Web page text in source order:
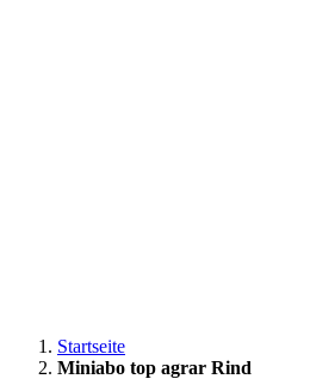
Startseite
Miniabo top agrar Rind